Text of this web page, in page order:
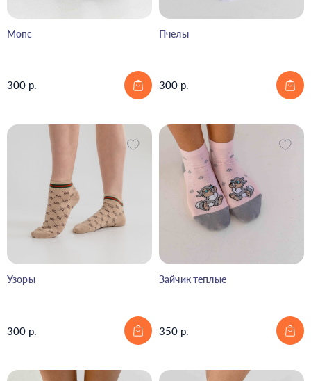
Мопс
300 р.
Пчелы
300 р.
Узоры
300 р.
Зайчик теплые
350 р.